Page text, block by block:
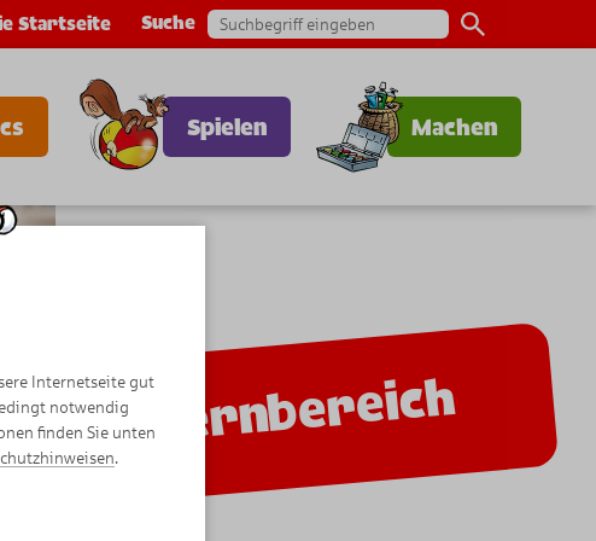
Startseite Suche
Spielen Machen
Elternbereich
Internetseite gut
notwendig
finden Sie unten
.